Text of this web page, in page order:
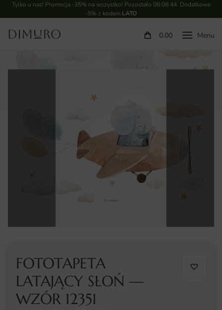
Tylko u nas! Promocja -35% na wszystko! Pozostało 08:08:43. Dodatkowe
-5% z kodem LATO
0.00
FOTOTAPETA
LATAJĄCY SŁOŃ —
WZÓR 12351